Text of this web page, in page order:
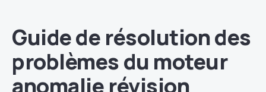
Guide de résolution des
problèmes du moteur
anomalie révision